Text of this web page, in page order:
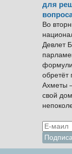
для
Во
Девлет
Ахметы
свой